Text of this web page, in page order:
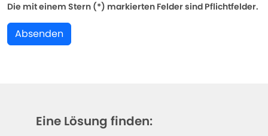
Die mit einem Stern (*) markierten Felder sind Pflichtfelder.
Absenden
Eine Lösung finden: